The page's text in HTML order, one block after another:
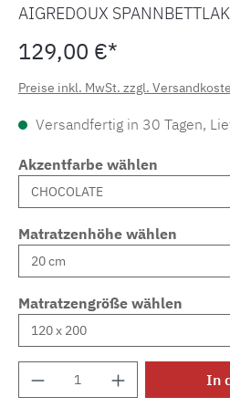
AIGREDOUX
129,00 €*
Preise inkl. MwSt. zzgl.
Versandfertig in 30 Tagen,
Akzentfarbe wählen
Matratzenhöhe wählen
Matratzengröße wählen
Produkt Anzahl: GibIn